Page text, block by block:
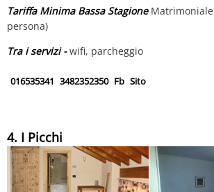
Tariffa Minima Bassa StagioneMatrimoniale
persona)
Tra i servizi -wifi, parcheggio
016535341 3482352350 Fb Sito
4. I Picchi